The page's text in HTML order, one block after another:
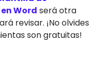
Word será otra
revisar. ¡No olvides
son gratuitas!